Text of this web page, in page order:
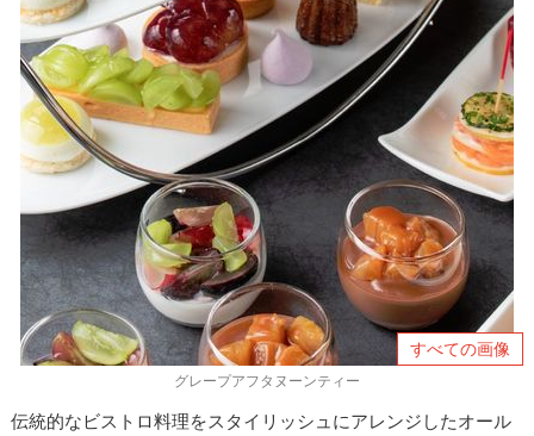
すべての画像
グレープアフタヌーンティー
伝統的なビストロ料理をスタイリッシュにアレンジしたオール